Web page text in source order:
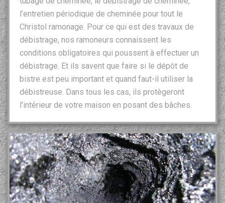
l’entretien périodique de cheminée pour tout le
Christol ramonage. Pour ce qui est des travaux de
débistrage, nos ramoneurs connaissent les
conditions obligatoires qui poussent à effectuer un
débistrage. Et ils savent que faire si le dépôt de
bistre est peu important et quand faut-il utiliser la
débistreuse. Dans tous les cas, ils protègeront
l’intérieur de votre maison en posant des bâches.